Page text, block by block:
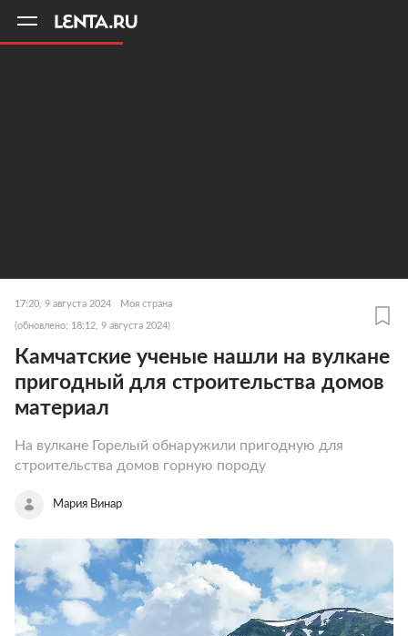
17:20, 9 августа 2024 Моя страна
(обновлено: 18:12, 9 августа 2024)
Камчатские ученые нашли на вулкане
пригодный для строительства домов
материал
На вулкане Горелый обнаружили пригодную для
строительства домов горную породу
Мария Винар